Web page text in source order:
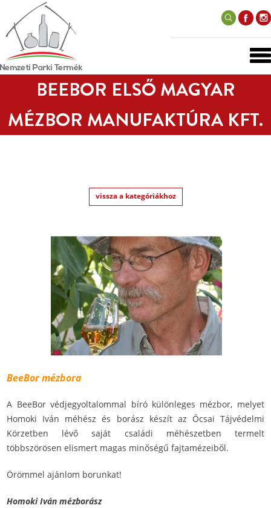
BEEBOR ELSŐ MAGYAR
MÉZBOR MANUFAKTÚRA KFT.
vissza a kategóriákhoz
BeeBor mézbora
A BeeBor védjegyoltalommal bíró különleges mézbor, melyet
Homoki Iván méhész és borász készít az Ócsai Tájvédelmi
Körzetben lévő saját családi méhészetben termelt
többszörösen elismert magas minőségű fajtamézeiből.
Örömmel ajánlom borunkat!
Homoki Iván mézborász